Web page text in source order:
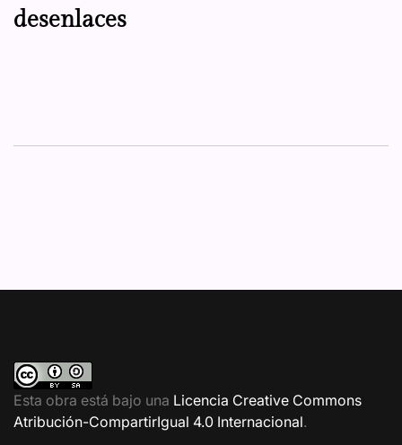
desenlaces
Esta obra está bajo una Licencia Creative Commons
Atribución-CompartirIgual 4.0 Internacional.